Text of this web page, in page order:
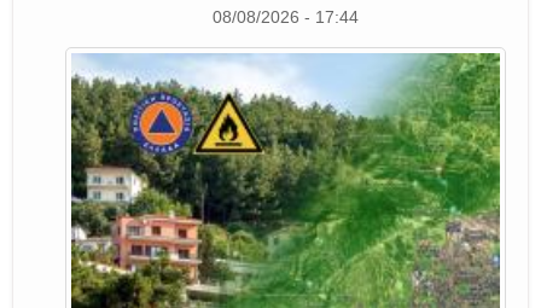
08/08/2026 - 17:44